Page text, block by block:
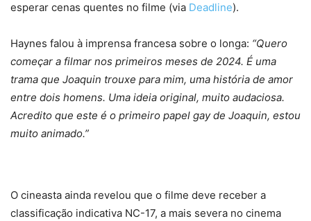
esperar cenas quentes no filme (via Deadline).
Haynes falou à imprensa francesa sobre o longa: “Quero
começar a filmar nos primeiros meses de 2024. É uma
trama que Joaquin trouxe para mim, uma história de amor
entre dois homens. Uma ideia original, muito audaciosa.
Acredito que este é o primeiro papel gay de Joaquin, estou
muito animado.”
O cineasta ainda revelou que o filme deve receber a
classificação indicativa NC-17, a mais severa no cinema